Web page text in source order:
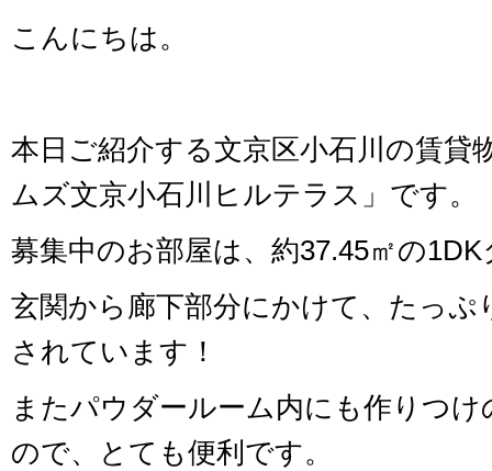
こんにちは。
本日ご紹介する文京区小石川の賃貸
ムズ文京小石川ヒルテラス」です。
募集中のお部屋は、約37.45㎡の
玄関から廊下部分にかけて、たっぷ
されています！
またパウダールーム内にも作りつ
ので、とても便利です。